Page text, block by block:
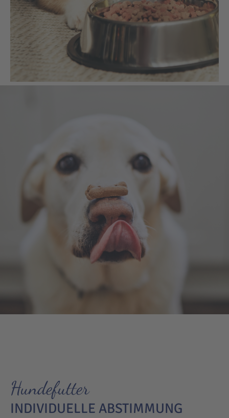
Hundefutter
INDIVIDUELLE ABSTIMMUNG